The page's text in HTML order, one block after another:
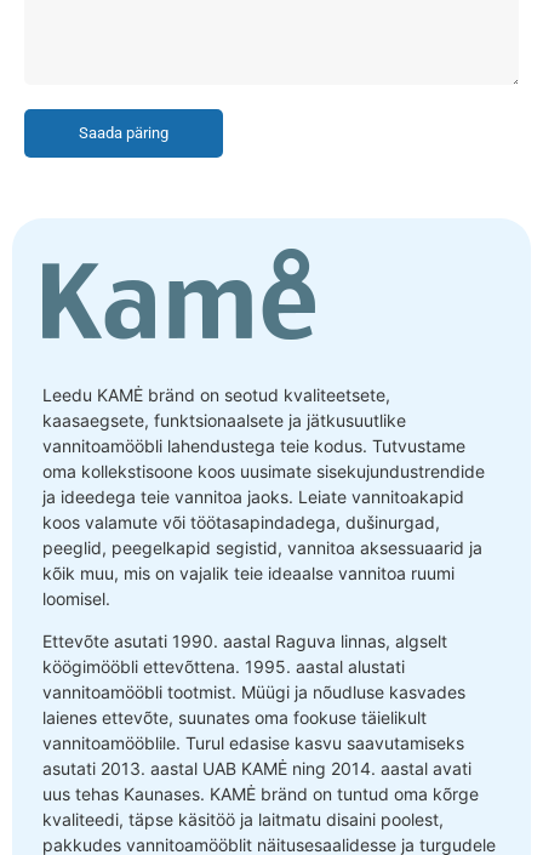
Saada päring
Leedu KAMĖ bränd on seotud kvaliteetsete,
kaasaegsete, funktsionaalsete ja jätkusuutlike
vannitoamööbli lahendustega teie kodus. Tutvustame
oma kollekstisoone koos uusimate sisekujundustrendide
ja ideedega teie vannitoa jaoks. Leiate vannitoakapid
koos valamute või töötasapindadega, dušinurgad,
peeglid, peegelkapid segistid, vannitoa aksessuaarid ja
kõik muu, mis on vajalik teie ideaalse vannitoa ruumi
loomisel.
Ettevõte asutati 1990. aastal Raguva linnas, algselt
köögimööbli ettevõttena. 1995. aastal alustati
vannitoamööbli tootmist. Müügi ja nõudluse kasvades
laienes ettevõte, suunates oma fookuse täielikult
vannitoamööblile. Turul edasise kasvu saavutamiseks
asutati 2013. aastal UAB KAMĖ ning 2014. aastal avati
uus tehas Kaunases. KAMĖ bränd on tuntud oma kõrge
kvaliteedi, täpse käsitöö ja laitmatu disaini poolest,
pakkudes vannitoamööblit näitusesaalidesse ja turgudele